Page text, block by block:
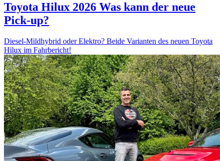
Toyota Hilux 2026 Was kann der neue
Pick-up?
Diesel-Mildhybrid oder Elektro? Beide Varianten des neuen Toyota
Hilux im Fahrbericht!